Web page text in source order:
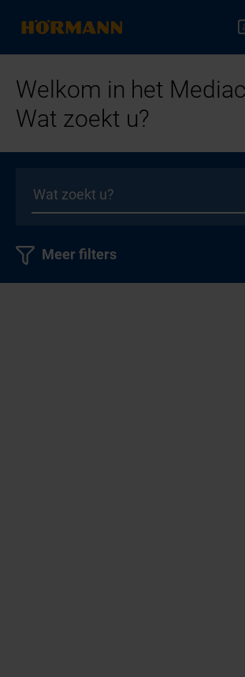
Welkom in het
Wat zoekt u?
Meer filters